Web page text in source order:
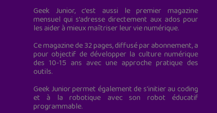
Geek Junior, c’est aussi le premier magazine
mensuel qui s’adresse directement aux ados pour
les aider à mieux maîtriser leur vie numérique.
Ce magazine de 32 pages, diffusé par abonnement, a
pour objectif de développer la culture numérique
des 10-15 ans avec une approche pratique des
outils.
Geek Junior permet également de s'initier au coding
et à la robotique avec son robot éducatif
programmable.